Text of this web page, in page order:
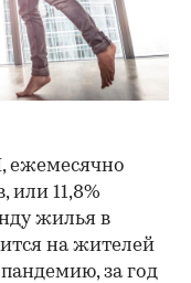
ежемесячно
или 11,8%
жилья в
на жителей
за год